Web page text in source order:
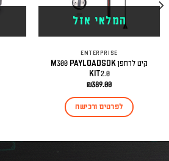
המלאי אזל
ENTERPRISE
קיט לרחפן M300 PAYLOADSDK
KIT2.0
₪389.00
לפרטים ורכישה